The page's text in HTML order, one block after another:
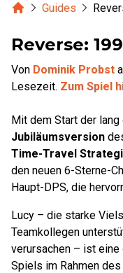
HomeGuides
Reverse:
Von Dominik Probst
Lesezeit. Zum Spiel
Mit dem Start der
Jubiläumsversion
Time-Travel
den neuen 6-Sterne-
Haupt-DPS, die
Lucy – die starke
Teamkollegen
verursachen – ist
Spiels im Rahmen des